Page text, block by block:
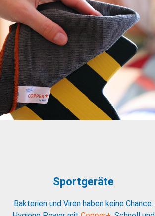
Sportgeräte
Bakterien und Viren haben keine Chance.